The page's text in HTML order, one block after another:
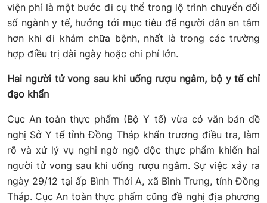
viện phí là một bước đi cụ thể trong lộ trình chuyển đổi
số ngành y tế, hướng tới mục tiêu để người dân an tâm
hơn khi đi khám chữa bệnh, nhất là trong các trường
hợp điều trị dài ngày hoặc chi phí lớn.
Hai người tử vong sau khi uống rượu ngâm, bộ y tế chỉ
đạo khẩn
Cục An toàn thực phẩm (Bộ Y tế) vừa có văn bản đề
nghị Sở Y tế tỉnh Đồng Tháp khẩn trương điều tra, làm
rõ và xử lý vụ nghi ngờ ngộ độc thực phẩm khiến hai
người tử vong sau khi uống rượu ngâm. Sự việc xảy ra
ngày 29/12 tại ấp Bình Thới A, xã Bình Trưng, tỉnh Đồng
Tháp. Cục An toàn thực phẩm cũng đề nghị địa phương